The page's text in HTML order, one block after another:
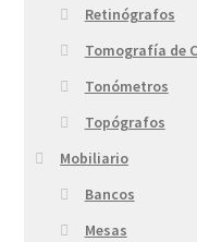
Retinógrafos
Tomografía de
Tonómetros
Topógrafos
Mobiliario
Bancos
Mesas